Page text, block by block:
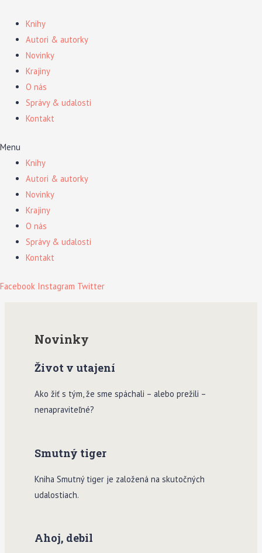
obsah
Knihy
Autori & autorky
Novinky
Krajiny
O nás
Správy & udalosti
Kontakt
Menu
Knihy
Autori & autorky
Novinky
Krajiny
O nás
Správy & udalosti
Kontakt
Facebook Instagram Twitter
Novinky
Život v utajení
Ako žiť s tým, že sme spáchali – alebo prežili –
nenapraviteľné?
Smutný tiger
Kniha Smutný tiger je založená na skutočných
udalostiach.
Ahoj, debil